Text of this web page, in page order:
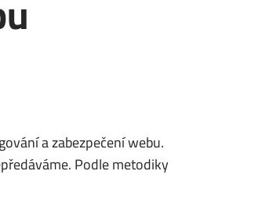
a zabezpečení webu.
Podle metodiky